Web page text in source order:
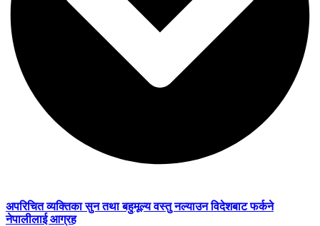
अपरिचित व्यक्तिका सुन तथा बहुमूल्य वस्तु नल्याउन विदेशबाट फर्कने
नेपालीलाई आग्रह